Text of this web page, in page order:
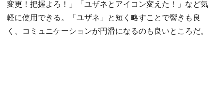
変更！把握よろ！」「ユザネとアイコン変えた！」など気
軽に使用できる。「ユザネ」と短く略すことで響きも良
く、コミュニケーションが円滑になるのも良いところだ。